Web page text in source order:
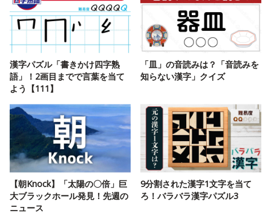
漢字パズル「書きかけ四字熟
語」！2画目までで言葉を当て
よう【111】
「皿」の音読みは？「音読みを
知らない漢字」クイズ
【朝Knock】「太陽の〇倍」巨
大ブラックホール発見！先週の
ニュース
9分割された漢字1文字を当て
ろ！バラバラ漢字パズル3